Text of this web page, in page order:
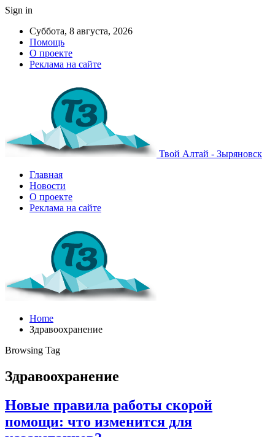
Sign in
Суббота, 8 августа, 2026
Помощь
О проекте
Реклама на сайте
Твой Алтай - Зыряновск
Главная
Новости
О проекте
Реклама на сайте
Home
Здравоохранение
Browsing Tag
Здравоохранение
Новые правила работы скорой
помощи: что изменится для